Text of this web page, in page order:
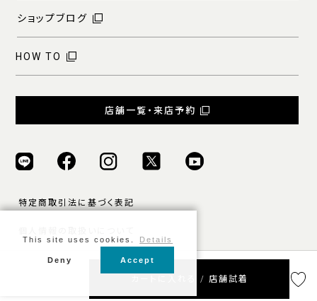
カートに入れる / 店舗試着
ショップブログ
HOW TO
店舗一覧・来店予約
特定商取引法に基づく表記
ご利用規約
This site uses cookies. Details
Deny Accept